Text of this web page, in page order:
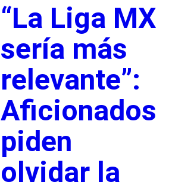
“La Liga MX
sería más
relevante”:
Aficionados
piden
olvidar la